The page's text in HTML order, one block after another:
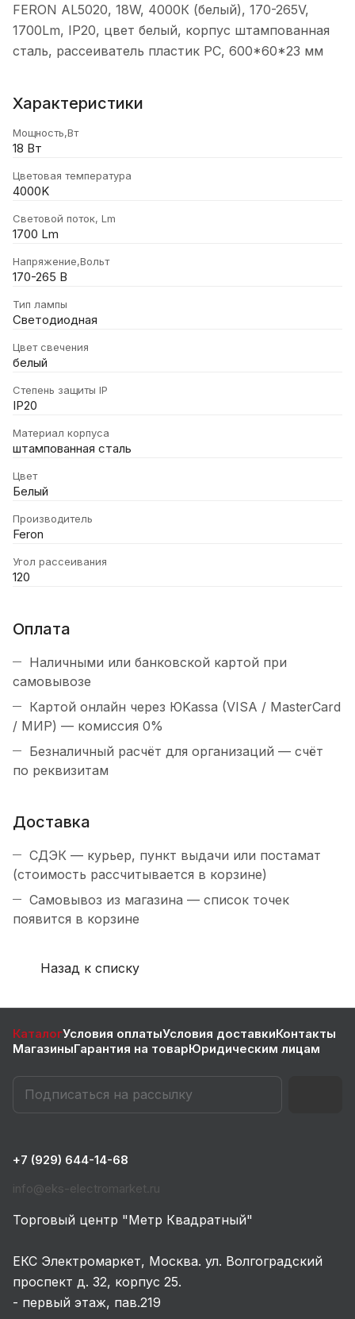
FERON AL5020, 18W, 4000К (белый), 170-265V,
1700Lm, IP20, цвет белый, корпус штампованная
сталь, рассеиватель пластик PC, 600*60*23 мм
Характеристики
Мощность,Вт
18 Вт
Цветовая температура
4000K
Световой поток, Lm
1700 Lm
Напряжение,Вольт
170-265 В
Тип лампы
Светодиодная
Цвет свечения
белый
Степень защиты IP
IP20
Материал корпуса
штампованная сталь
Цвет
Белый
Производитель
Feron
Угол рассеивания
120
Оплата
Наличными или банковской картой при
самовывозе
Картой онлайн через ЮKassa (VISA / MasterCard
/ МИР) — комиссия 0%
Безналичный расчёт для организаций — счёт
по реквизитам
Доставка
СДЭК — курьер, пункт выдачи или постамат
(стоимость рассчитывается в корзине)
Самовывоз из магазина — список точек
появится в корзине
Назад к списку
КаталогУсловия оплатыУсловия доставкиКонтакты
МагазиныГарантия на товарЮридическим лицам
+7 (929) 644-14-68
info@eks-electromarket.ru
Торговый центр "Метр Квадратный"
ЕКС Электромаркет, Москва. ул. Волгоградский
проспект д. 32, корпус 25.
- первый этаж, пав.219